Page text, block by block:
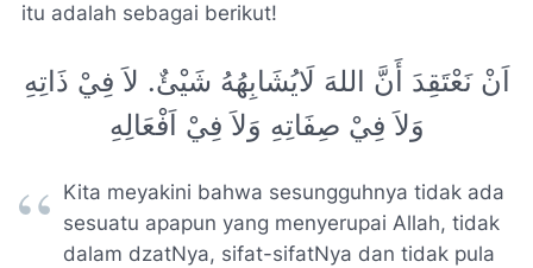
itu adalah sebagai berikut!
اَنْ نَعْتَقِدَ أَنَّ اللهَ لَايُشَابِهُهُ شَيْئٌ. لاَ فِيْ ذَاتِهِ
وَلاَ فِيْ صِفَاتِهِ وَلاَ فِيْ اَفْعَالِهِ
Kita meyakini bahwa sesungguhnya tidak ada
sesuatu apapun yang menyerupai Allah, tidak
dalam dzatNya, sifat-sifatNya dan tidak pula